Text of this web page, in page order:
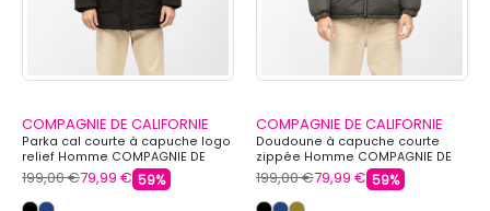
COMPAGNIE DE CALIFORNIE
Parka cal courte à capuche logo
relief Homme COMPAGNIE DE
CALIFORNIE
199,00 €79,99 € 59%
COMPAGNIE DE CALIFORNIE
Doudoune à capuche courte
zippée Homme COMPAGNIE DE
CALIFORNIE
199,00 €79,99 € 59%